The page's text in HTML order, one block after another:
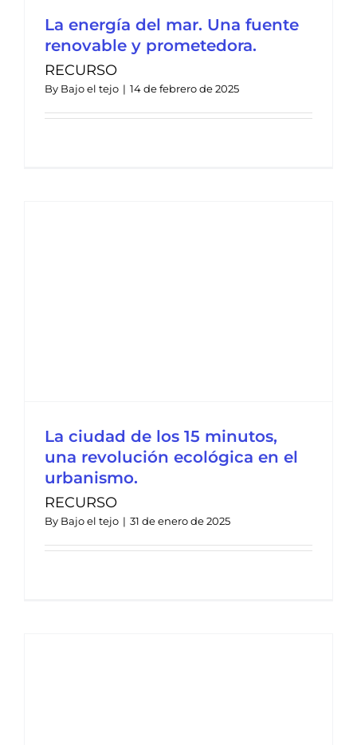
La energía del mar. Una fuente
renovable y prometedora.
RECURSO
By Bajo el tejo | 14 de febrero de 2025
La ciudad de los 15 minutos,
una revolución ecológica en el
urbanismo.
RECURSO
By Bajo el tejo | 31 de enero de 2025